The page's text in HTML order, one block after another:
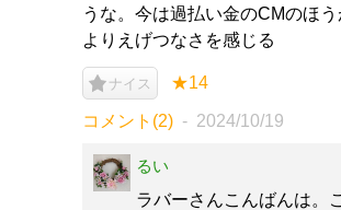
うな。今は過払い金のCMのほ
よりえげつなさを感じる
ナイス ★14
コメント(2) 2024/10/19
るい
ラバーさんこんばんは。